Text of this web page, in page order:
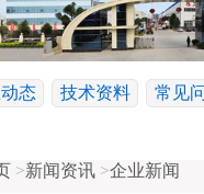
态 技术资料
常见
>新闻资讯 >企业新闻